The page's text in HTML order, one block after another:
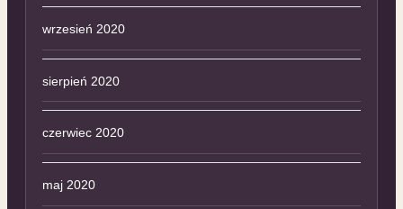
wrzesień 2020
sierpień 2020
czerwiec 2020
maj 2020